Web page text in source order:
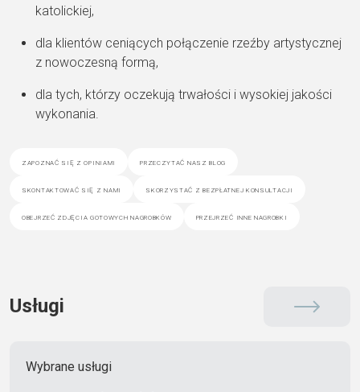
katolickiej,
dla klientów ceniących połączenie rzeźby artystycznej
z nowoczesną formą,
dla tych, którzy oczekują trwałości i wysokiej jakości
wykonania.
zapoznać się z opiniami przeczytać nasz blog
skontaktować się z nami skorzystać z bezpłatnej konsultacji
obejrzeć zdjęcia gotowych nagrobków przejrzeć inne nagrobki
Usługi
Wybrane usługi